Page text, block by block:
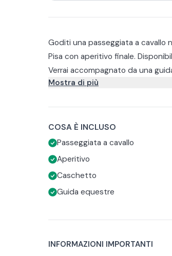
Goditi una passeggiata a cavallo
Pisa con aperitivo finale.
Verrai accompagnato da una
boschi, ammirando scorci
anche per chi è alla prima
in totale sicurezza e in
Al rientro ti aspetterà un ricco
accompagnata da sfiziosità e
esperienza.
L’abbigliamento consigliato
Mostra di più
COSA È INCLUSO
Passeggiata a cavallo
Aperitivo
Caschetto
Guida equestre
INFORMAZIONI IMPORTANTI